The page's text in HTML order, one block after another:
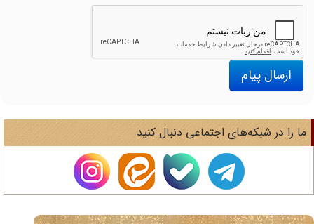
ارسال پیام
را در شبکه‌های اجتماعی دنبال کنید